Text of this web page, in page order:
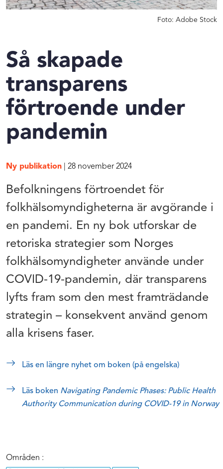
Foto: Adobe Stock
Så skapade
transparens
förtroende under
pandemin
Ny publikation | 28 november 2024
Befolkningens förtroendet för
folkhälsomyndigheterna är avgörande i
en pandemi. En ny bok utforskar de
retoriska strategier som Norges
folkhälsomyndigheter använde under
COVID-19-pandemin, där transparens
lyfts fram som den mest framträdande
strategin – konsekvent använd genom
alla krisens faser.
Läs en längre nyhet om boken (på engelska)
Läs boken Navigating Pandemic Phases: Public Health
Authority Communication during COVID-19 in Norway
Områden :